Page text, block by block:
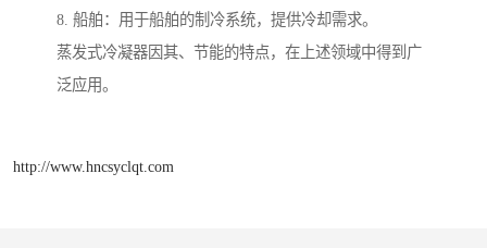
8. 船舶：用于船舶的制冷系统，提供冷却需求。
蒸发式冷凝器因其、节能的特点，在上述领域中得到广
泛应用。
http://www.hncsyclqt.com